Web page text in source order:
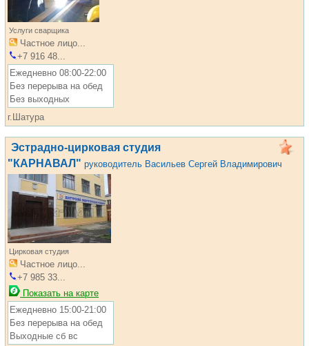
Услуги сварщика
Частное лицо...
+7 916 48...
Ежедневно 08:00-22:00
Без перерыва на обед
Без выходных
г.Шатура
Эстрадно-цирковая студия
"КАРНАВАЛ" руководитель Васильев Сергей Владимирович
Цирковая студия
Частное лицо...
+7 985 33...
Показать на карте
Ежедневно 15:00-21:00
Без перерыва на обед
Выходные сб вс